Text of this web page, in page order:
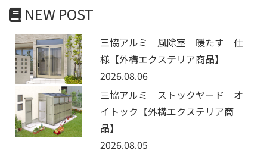
NEW POST
三協アルミ 風除室 暖たす 仕
様【外構エクステリア商品】
2026.08.06
三協アルミ ストックヤード オ
イトック【外構エクステリア商
品】
2026.08.05